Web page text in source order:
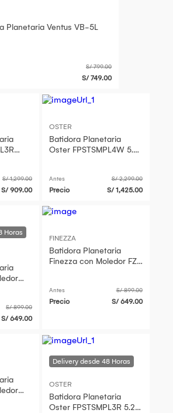
Planetaria Ventus VB-5L
S/ 799.00
S/ 749.00
S/ 1,299.00
S/ 909.00
OSTER
Batidora Planetaria
Oster FPSTSMPL4W 5.2L
Antes S/ 2,299.00
Precio S/ 1,425.00
S/ 899.00
S/ 649.00
FINEZZA
Batidora Planetaria
Finezza con Moledor FZ-
Antes S/ 899.00
Precio S/ 649.00
OSTER
Batidora Planetaria
Oster FPSTSMPL3R 5.2L